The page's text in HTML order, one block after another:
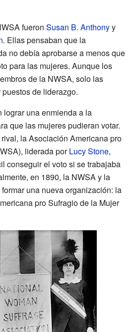
fueron Susan B. Anthonyy
. Ellas pensaban que la
no debía aprobarse a menos que
para las mujeres. Aunque los
de la NWSA, solo las
de liderazgo.
lograr una enmienda a la
que las mujeres pudieran votar.
la Asociación Americana pro
liderada porLucy Stone,
conseguir el voto si se trabajaba
en 1890, la NWSA y la
una nueva organización: la
pro Sufragio de la Mujer